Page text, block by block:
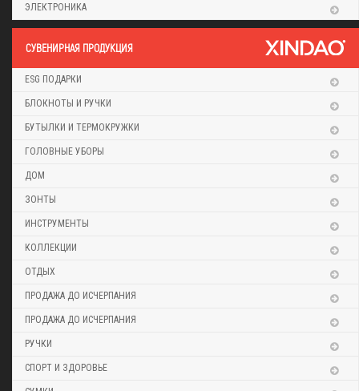
ЭЛЕКТРОНИКА
CУВЕНИРНАЯ ПРОДУКЦИЯ
ESG ПОДАРКИ
БЛОКНОТЫ И РУЧКИ
БУТЫЛКИ И ТЕРМОКРУЖКИ
ГОЛОВНЫЕ УБОРЫ
ДОМ
ЗОНТЫ
ИНСТРУМЕНТЫ
КОЛЛЕКЦИИ
ОТДЫХ
ПРОДАЖА ДО ИСЧЕРПАНИЯ
ПРОДАЖА ДО ИСЧЕРПАНИЯ
РУЧКИ
СПОРТ И ЗДОРОВЬЕ